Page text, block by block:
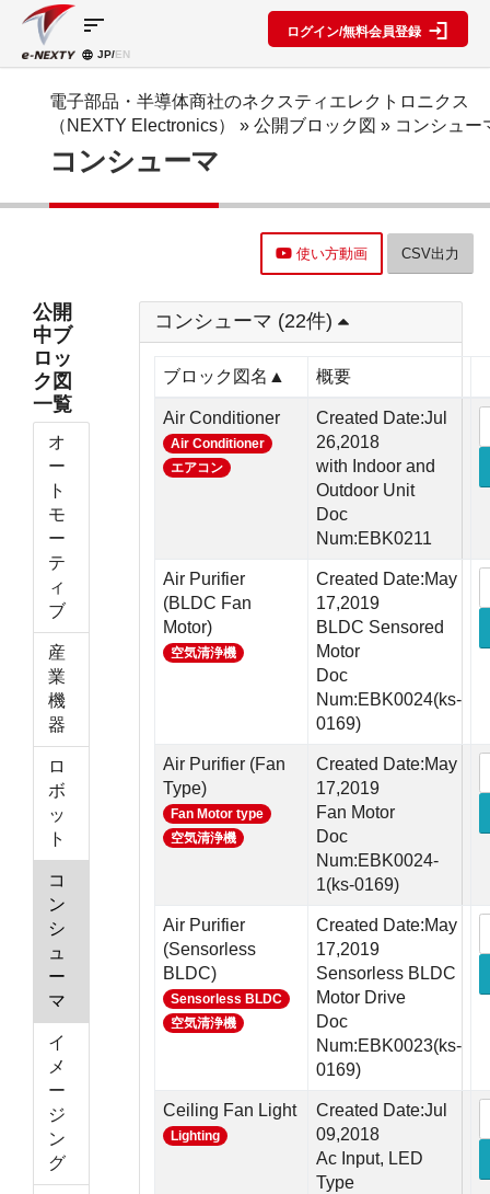
テゴリ
ディスク
水晶部品
機能部品
電源部品
その他部
品
能
プ検索
イアグラ
て探す
類似品検
索
搭載メー
ク図
図機能概
公開ブロ
※会員限
定
SPECIAL
CONTENT
ジーズ
セミナ
ー・イベ
ント
information
(PDF)
e-
NEXTY
概要
e-
NEXTY使
部品検索
ブロック
図編
sort
JP/EN
ログイン/無料会員登録
電子部品・半導体商社のネクスティエレクトロニクス
（NEXTY Electronics）
» 公開ブロック図 » コンシュー
コンシューマ
使い方動画 CSV出力
公開
中ブ
ロッ
ク図
一覧
オ
ー
ト
モ
ー
テ
ィ
ブ
産
業
機
器
ロ
ボ
ッ
ト
コ
ン
シ
ュ
ー
マ
イ
メ
ー
ジ
ン
グ
コンシューマ (22件)
ブロック図名▲ 概要
Air Conditioner
Air Conditioner
エアコン
Created Date:Jul
26,2018
with Indoor and
Outdoor Unit
Doc
Num:EBK0211
Air Purifier
(BLDC Fan
Motor)
空気清浄機
Created Date:May
17,2019
BLDC Sensored
Motor
Doc
Num:EBK0024(ks-
0169)
Air Purifier (Fan
Type)
Fan Motor type
空気清浄機
Created Date:May
17,2019
Fan Motor
Doc
Num:EBK0024-
1(ks-0169)
Air Purifier
(Sensorless
BLDC)
Sensorless BLDC
空気清浄機
Created Date:May
17,2019
Sensorless BLDC
Motor Drive
Doc
Num:EBK0023(ks-
0169)
Ceiling Fan Light
Lighting
Created Date:Jul
09,2018
Ac Input, LED
Type